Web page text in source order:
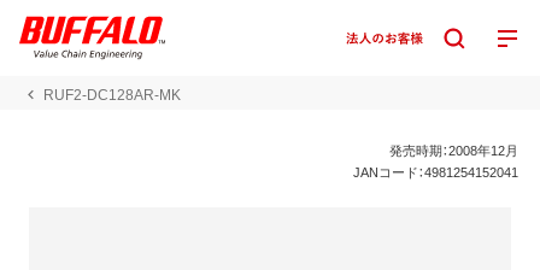
RUF2-DC128AR-MK
発売時期：2008年12月
JANコード：4981254152041